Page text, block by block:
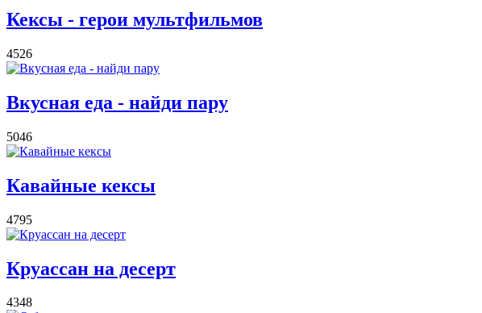
Кексы - герои мультфильмов
4526
Вкусная еда - найди пару
5046
Кавайные кексы
4795
Круассан на десерт
4348